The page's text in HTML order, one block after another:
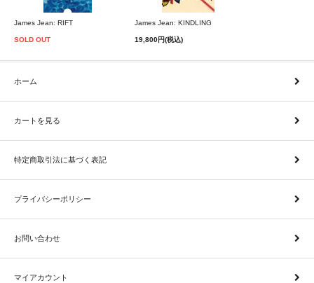
James Jean: RIFT
SOLD OUT
James Jean: KINDLING
19,800円(税込)
ホーム
カートを見る
特定商取引法に基づく表記
プライバシーポリシー
お問い合わせ
マイアカウント